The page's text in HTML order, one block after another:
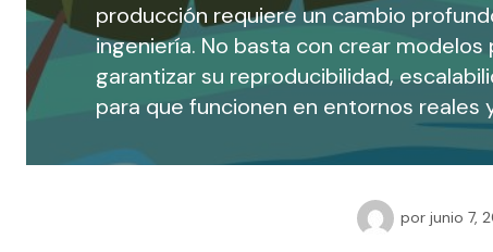
producción requiere un cambio
ingeniería. No basta con crear modelos
garantizar su reproducibilidad,
para que funcionen en entornos reales
por junio 7,